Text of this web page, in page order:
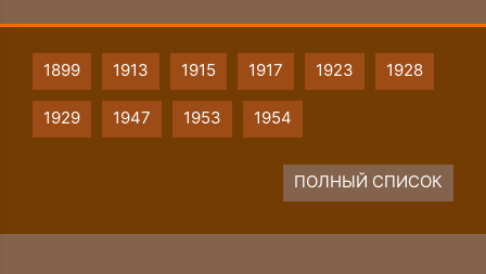
1899 1913 1915 1917 1923 1928
1929 1947 1953 1954
ПОЛНЫЙ СПИСОК